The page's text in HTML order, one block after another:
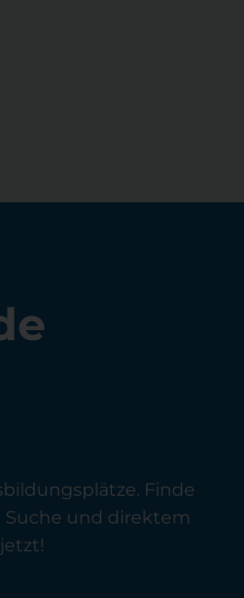
Finde
und direktem